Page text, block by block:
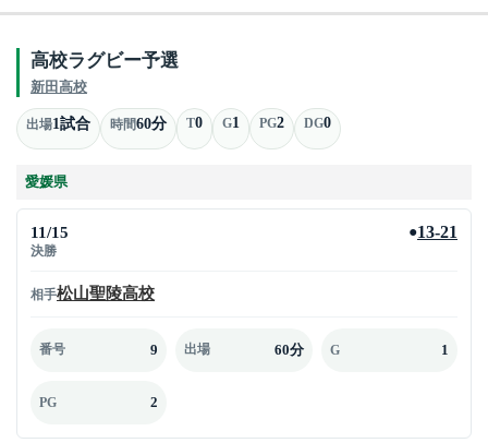
高校ラグビー予選
新田高校
出場1試合 時間60分 T0 G1 PG2 DG0
愛媛県
11/15
決勝
●13-21
相手松山聖陵高校
番号 9 出場 60分 G 1
PG 2